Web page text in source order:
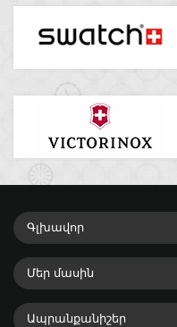
Գլխավոր
Մեր մասին
Ապրանքանիշեր